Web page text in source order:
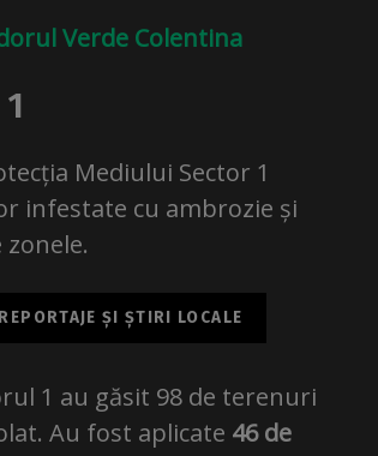
Verde Colentina
Mediului Sector 1
infestate cu ambrozie și
ȘI ȘTIRI LOCALE
1 au găsit 98 de terenuri
Au fost aplicate 46 de